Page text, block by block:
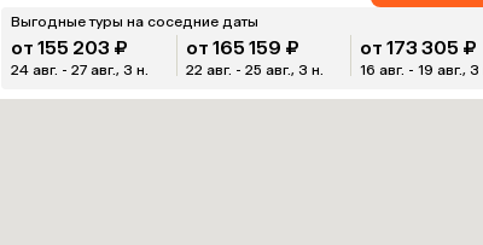
Выгодные туры на соседние даты
от 155 203 ₽
24 авг. - 27 авг., 3 н.
от 165 159 ₽
22 авг. - 25 авг., 3 н.
от 173 305 ₽
16 авг. - 19 авг., 3